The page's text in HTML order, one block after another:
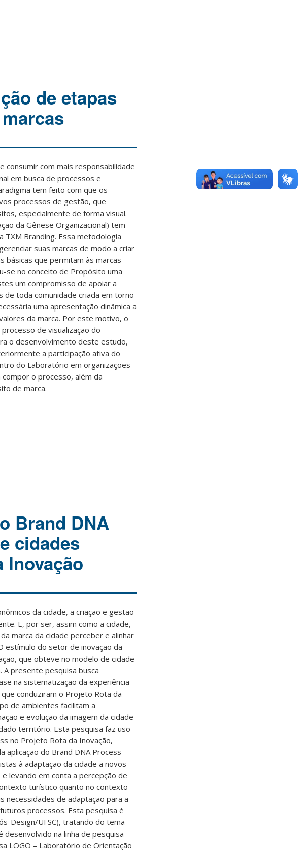
de etapas
consumir com mais responsabilidade
em busca de processos e
tem feito com que os
processos de gestão, que
especialmente de forma visual.
da Gênese Organizacional) tem
Branding. Essa metodologia
suas marcas de modo a criar
básicas que permitam às marcas
se no conceito de Propósito uma
um compromisso de apoiar a
toda comunidade criada em torno
uma apresentação dinâmica a
da marca. Por este motivo, o
de visualização do
o desenvolvimento deste estudo,
a participação ativa do
do Laboratório em organizações
o processo, além da
de marca.
Brand DNA
cidades
Inovação
da cidade, a criação e gestão
E, por ser, assim como a cidade,
marca da cidade perceber e alinhar
estímulo do setor de inovação da
que obteve no modelo de cidade
A presente pesquisa busca
na sistematização da experiência
conduziram o Projeto Rota da
de ambientes facilitam a
e evolução da imagem da cidade
território. Esta pesquisa faz uso
no Projeto Rota da Inovação,
aplicação do Brand DNA Process
à adaptação da cidade a novos
levando em conta a percepção de
turístico quanto no contexto
necessidades de adaptação para a
processos. Esta pesquisa é
Design/UFSC), tratando do tema
na linha de pesquisa
LOGO – Laboratório de Orientação